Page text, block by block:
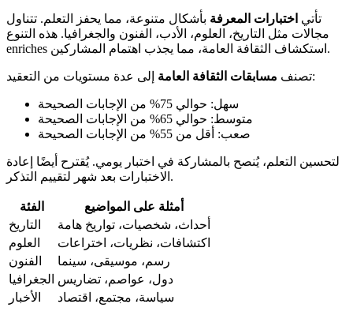
تأتي اختبارات المعرفة بأشكال متنوعة، مما يحفز التعلم. تتناول
مجالات مثل التاريخ، العلوم، الأدب، الفنون والجغرافيا. هذه التنوع
enriches استكشاف الثقافة العامة، مما يجذب اهتمام المشاركين.
تصنف مسابقات الثقافة العامة إلى عدة مستويات من التعقيد:
سهل: حوالي 75% من الإجابات الصحيحة
متوسط: حوالي 65% من الإجابات الصحيحة
صعب: أقل من 55% من الإجابات الصحيحة
لتحسين التعلم، يُنصح بالمشاركة في اختبار يومي. يُقترح أيضًا إعادة
الاختبارات بعد شهر لتقييم التذكر.
الفئة
أمثلة على المواضيع
التاريخ
أحداث، شخصيات، تواريخ هامة
العلوم
اكتشافات، نظريات، اختراعات
الفنون
رسم، موسيقى، سينما
الجغرافيا دول، عواصم، تضاريس
الأخبار
سياسة، مجتمع، اقتصاد